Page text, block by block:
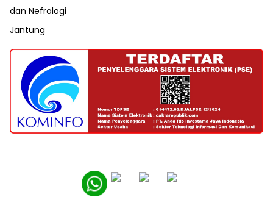
dan Nefrologi
Jantung